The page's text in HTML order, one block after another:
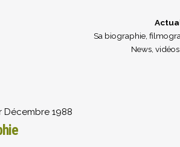
Sa biographie,
News,
Décembre 1988